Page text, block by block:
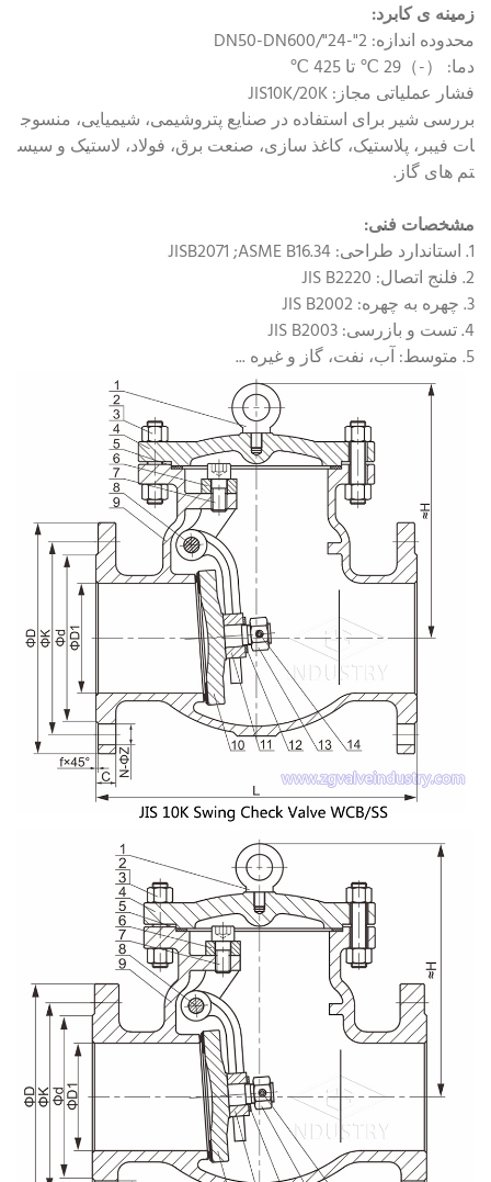
زمینه ی کابرد:
محدوده اندازه: 2"-24"/DN50-DN600
دما: （-）29 ℃ تا 425 ℃
فشار عملیاتی مجاز: JIS10K/20K
بررسی شیر برای استفاده در صنایع پتروشیمی، شیمیایی، منسوج
ات فیبر، پلاستیک، کاغذ سازی، صنعت برق، فولاد، لاستیک و سیس
تم های گاز.
مشخصات فنی:
1. استاندارد طراحی: JISB2071 ;ASME B16.34
2. فلنج اتصال: JIS B2220
3. چهره به چهره: JIS B2002
4. تست و بازرسی: JIS B2003
5. متوسط: آب، نفت، گاز و غیره ...